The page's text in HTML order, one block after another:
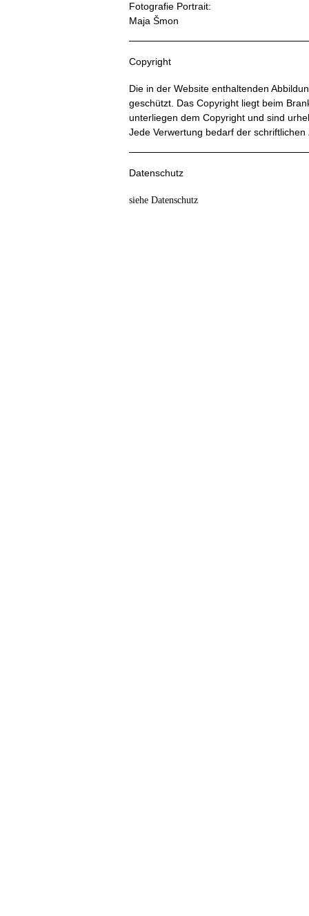
Fotografie Portrait:
Maja Šmon
Copyright
Die in der Website enthaltenden
geschützt. Das Copyright liegt beim
unterliegen dem Copyright und sind
Jede Verwertung bedarf der schriftlichen
Datenschutz
siehe Datenschutz